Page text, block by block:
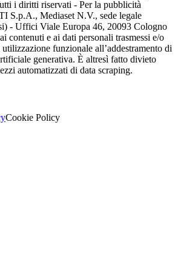
i diritti riservati - Per la pubblicità
S.p.A., Mediaset N.V., sede legale
- Uffici Viale Europa 46, 20093 Cologno
contenuti e ai dati personali trasmessi e/o
funzionale all’addestramento di
generativa. È altresì fatto divieto
automatizzati di data scraping.
Cookie Policy